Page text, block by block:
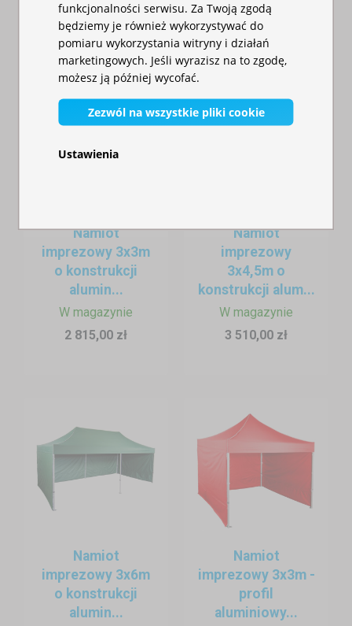
Namiot
imprezowy 3x3m
o konstrukcji
alumin...
W magazynie
2 815,00 zł
Namiot
imprezowy
3x4,5m o
konstrukcji alum...
W magazynie
3 510,00 zł
Namiot
imprezowy 3x6m
o konstrukcji
alumin...
Namiot
imprezowy 3x3m -
profil
aluminiowy...
funkcjonalności serwisu. Za Twoją zgodą
będziemy je również wykorzystywać do
pomiaru wykorzystania witryny i działań
marketingowych. Jeśli wyrazisz na to zgodę,
możesz ją później wycofać.
Zezwól na wszystkie pliki cookie
Ustawienia